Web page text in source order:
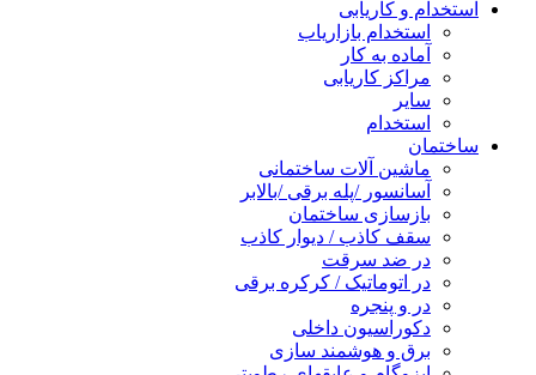
استخدام و کاریابی
استخدام بازاریاب
آماده به کار
مراکز کاریابی
سایر
استخدام
ساختمان
ماشین آلات ساختمانی
آسانسور /پله برقی /بالابر
بازسازی ساختمان
سقف کاذب / دیوار کاذب
در ضد سرقت
در اتوماتیک / کرکره برقی
در و پنجره
دکوراسیون داخلی
برق و هوشمند سازی